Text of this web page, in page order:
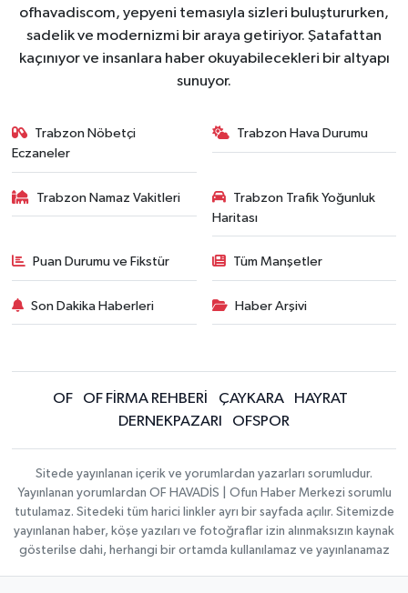
ofhavadiscom, yepyeni temasıyla sizleri buluştururken,
sadelik ve modernizmi bir araya getiriyor. Şatafattan
kaçınıyor ve insanlara haber okuyabilecekleri bir altyapı
sunuyor.
Trabzon Nöbetçi
Eczaneler
Trabzon Hava Durumu
Trabzon Namaz Vakitleri
Trabzon Trafik Yoğunluk
Haritası
Puan Durumu ve Fikstür Tüm Manşetler
Son Dakika Haberleri Haber Arşivi
OF OF FİRMA REHBERİ ÇAYKARA
HAYRAT
DERNEKPAZARI
OFSPOR
Sitede yayınlanan içerik ve yorumlardan yazarları sorumludur.
Yayınlanan yorumlardan OF HAVADİS | Ofun Haber Merkezi sorumlu
tutulamaz. Sitedeki tüm harici linkler ayrı bir sayfada açılır. Sitemizde
yayınlanan haber, köşe yazıları ve fotoğraflar izin alınmaksızın kaynak
gösterilse dahi, herhangi bir ortamda kullanılamaz ve yayınlanamaz